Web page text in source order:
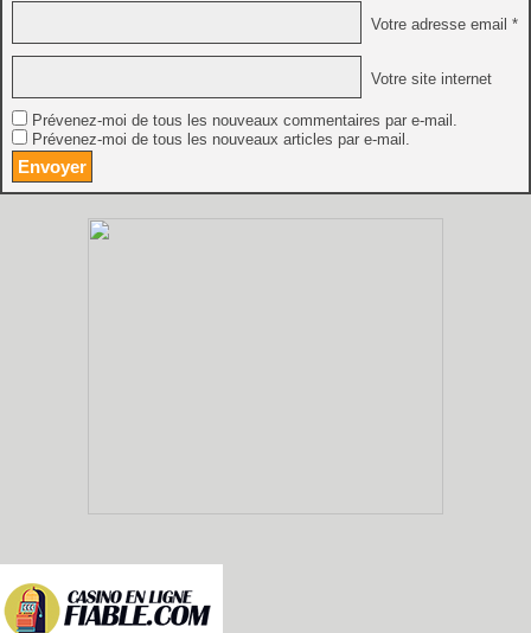
Votre adresse email *
Votre site internet
Prévenez-moi de tous les nouveaux commentaires par e-mail.
Prévenez-moi de tous les nouveaux articles par e-mail.